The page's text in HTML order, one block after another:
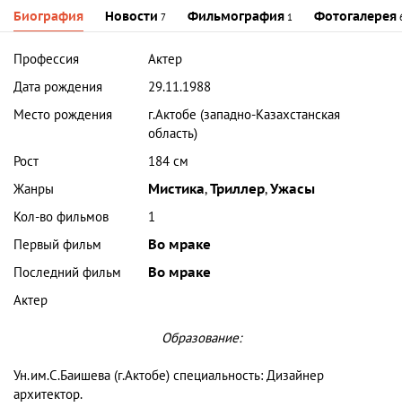
Биография Новости 7 Фильмография 1 Фотогалерея
Профессия
Актер
Дата рождения
29.11.1988
Место рождения
г.Актобе (западно-Казахстанская
область)
Рост
184 см
Жанры
Мистика,Триллер,Ужасы
Кол-во фильмов
1
Первый фильм
Во мраке
Последний фильм
Во мраке
Актер
Образование:
Ун.им.С.Баишева (г.Актобе) специальность: Дизайнер
архитектор.